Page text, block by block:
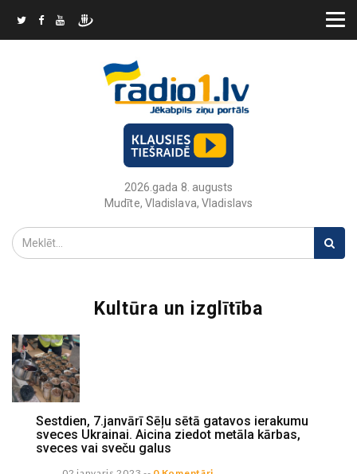
2026.gada 8. augusts
Mudīte, Vladislava, Vladislavs
Kultūra un izglītība
Sestdien, 7.janvārī Sēļu sētā gatavos ierakumu
sveces Ukrainai. Aicina ziedot metāla kārbas,
sveces vai sveču galus